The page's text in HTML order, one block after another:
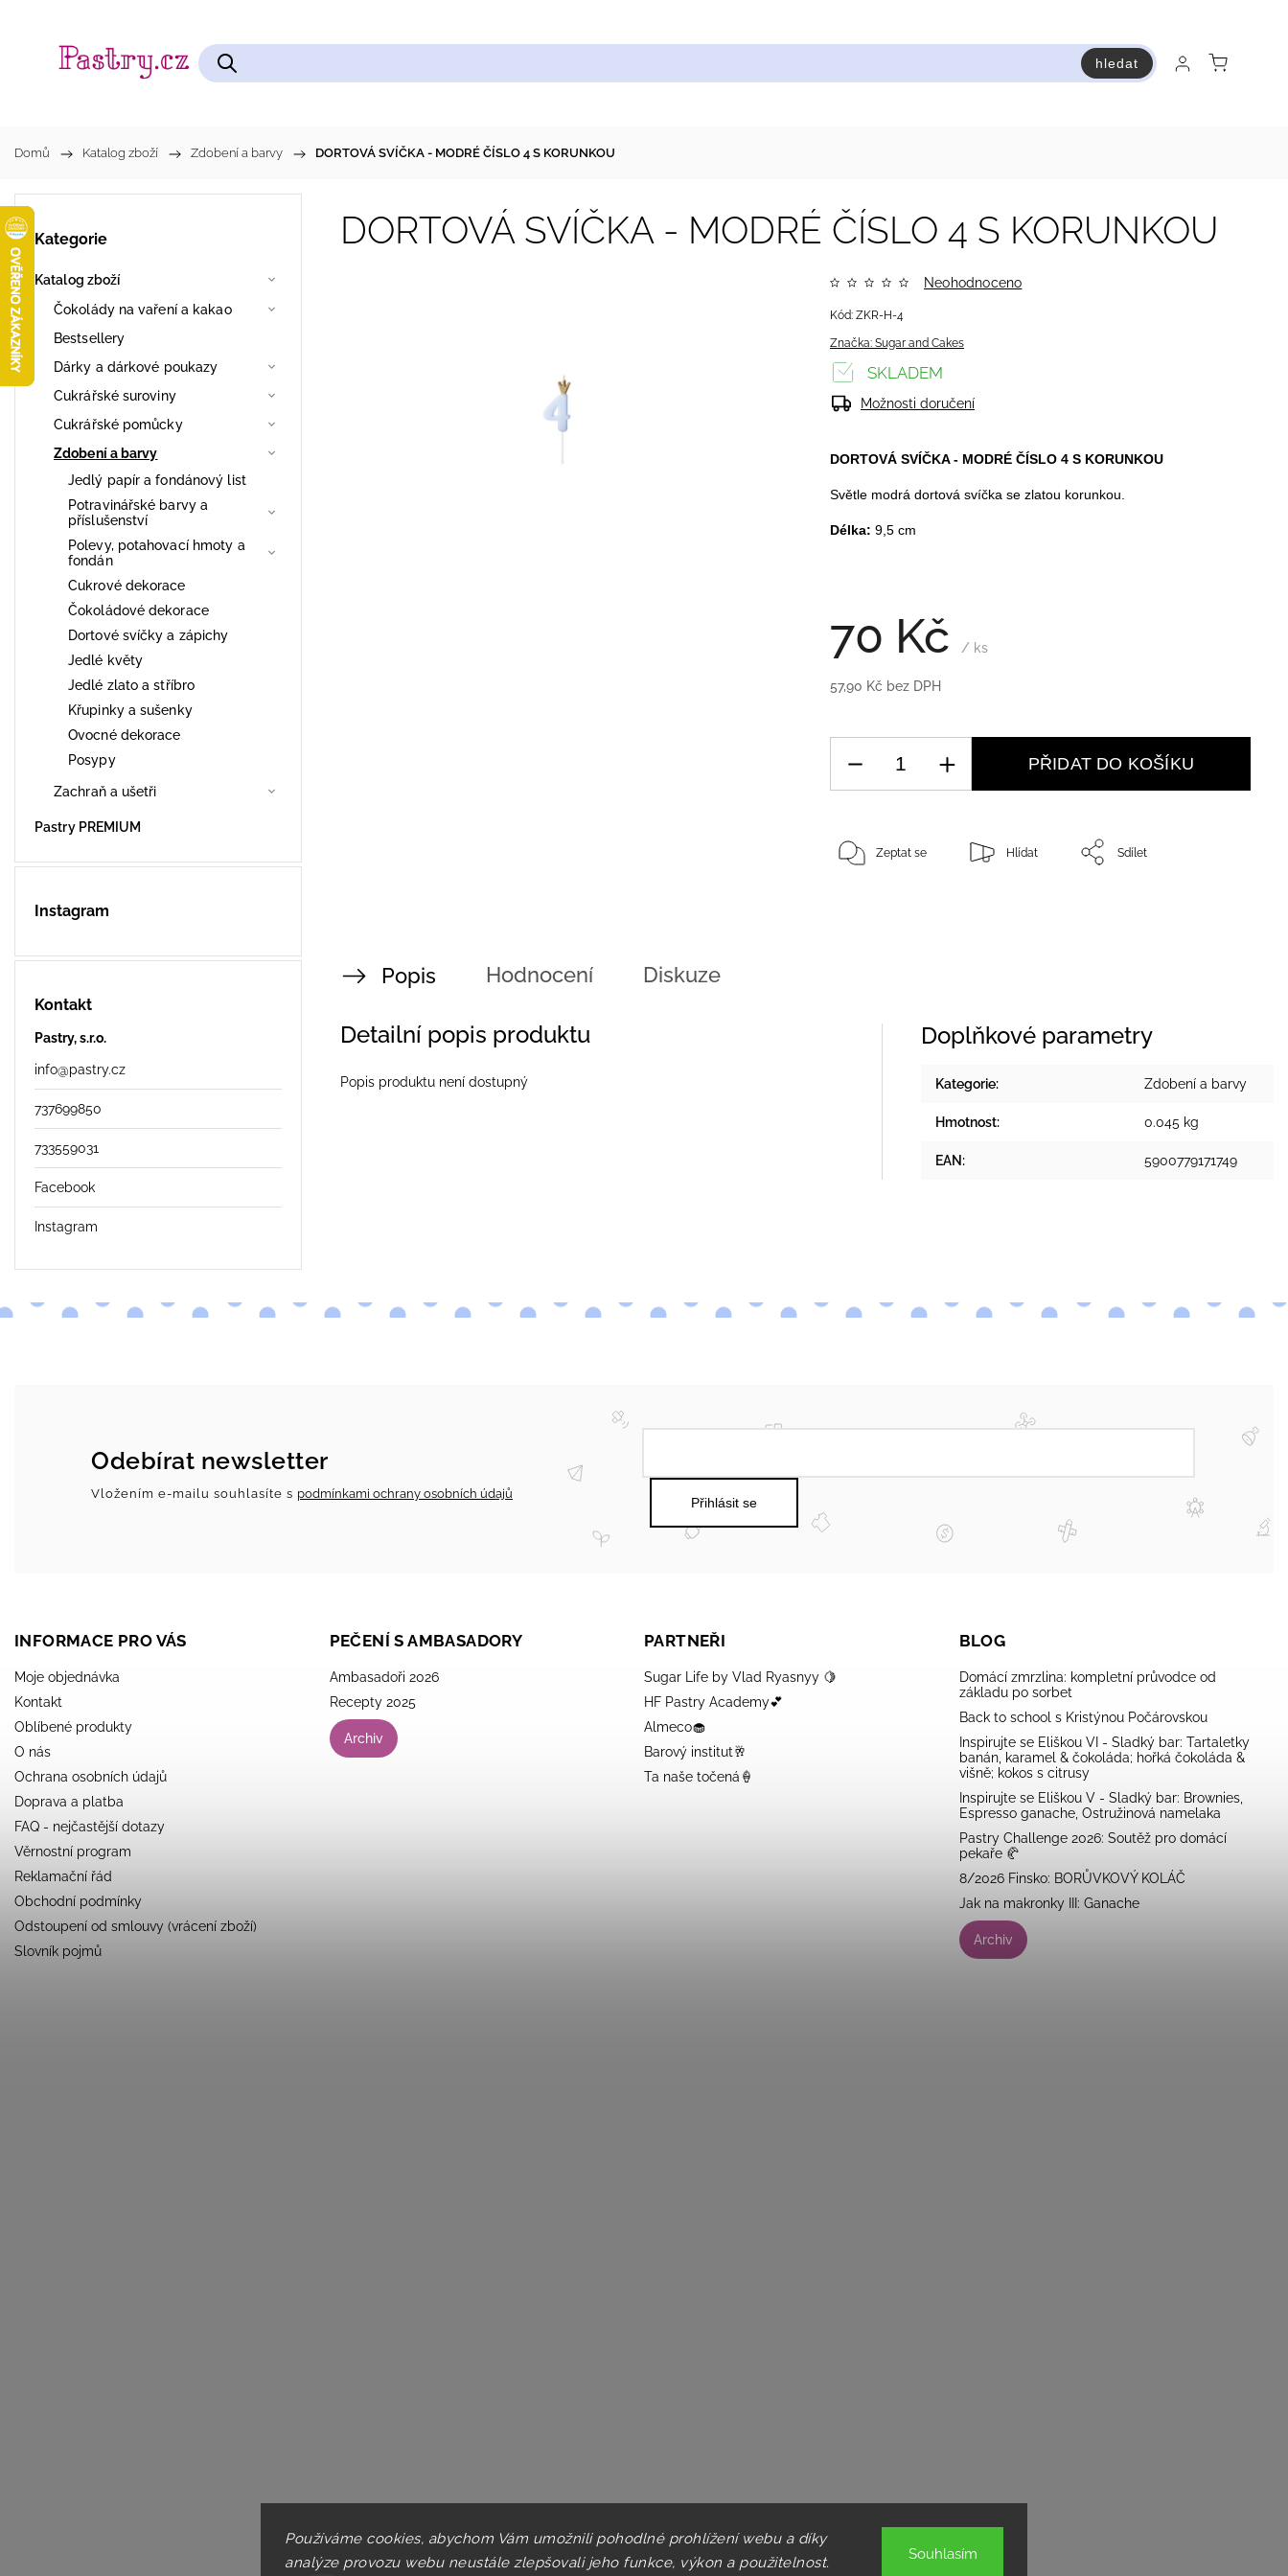
Používáme cookies, abychom Vám umožnili pohodlné prohlížení webu a díky
analýze provozu webu neustále zlepšovali jeho funkce, výkon a použitelnost.
Souhlasím
hledat
Domů / Katalog zboží / Zdobení a barvy / DORTOVÁ SVÍČKA - MODRÉ ČÍSLO 4 S KORUNKOU
Kategorie
Katalog zboží
Čokolády na vaření a kakao
Bestsellery
Dárky a dárkové poukazy
Cukrářské suroviny
Cukrářské pomůcky
Zdobení a barvy
Jedlý papír a fondánový list
Potravinářské barvy a
příslušenství
Polevy, potahovací hmoty a
fondán
Cukrové dekorace
Čokoládové dekorace
Dortové svíčky a zápichy
Jedlé květy
Jedlé zlato a stříbro
Křupinky a sušenky
Ovocné dekorace
Posypy
Zachraň a ušetři
Pastry PREMIUM
Instagram
Kontakt
Pastry, s.r.o.
info@pastry.cz
737699850
733559031
Facebook
Instagram
DORTOVÁ SVÍČKA - MODRÉ ČÍSLO 4 S KORUNKOU
Značka: Sugar and Cakes
Neohodnoceno
70 Kč / ks
57,90 Kč bez DPH
Kód: ZKR-H-4
DORTOVÁ SVÍČKA - MODRÉ ČÍSLO 4 S KORUNKOU
Světle modrá dortová svíčka se zlatou korunkou.
Délka: 9,5 cm
SKLADEM
Možnosti doručení
PŘIDAT DO KOŠÍKU
Zeptat se Hlídat Sdílet
Popis Hodnocení Diskuze
Detailní popis produktu
Popis produktu není dostupný
Doplňkové parametry
Kategorie: Zdobení a barvy
Hmotnost: 0.045 kg
EAN : 5900779171749
Odebírat newsletter
Vložením e-mailu souhlasíte s podmínkami ochrany osobních údajů
Přihlásit se
INFORMACE PRO VÁS
Moje objednávka
Kontakt
Oblíbené produkty
O nás
Ochrana osobních údajů
Doprava a platba
FAQ - nejčastější dotazy
Věrnostní program
Reklamační řád
Obchodní podmínky
Odstoupení od smlouvy (vrácení zboží)
Slovník pojmů
PEČENÍ S AMBASADORY
Ambasadoři 2026
Recepty 2025
Archiv
PARTNEŘI
Sugar Life by Vlad Ryasnyy 🍋
HF Pastry Academy💕
Almeco🧁
Barový institut🥂
Ta naše točená🍦
BLOG
Domácí zmrzlina: kompletní průvodce od
základu po sorbet
Back to school s Kristýnou Počárovskou
Inspirujte se Eliškou VI - Sladký bar: Tartaletky
banán, karamel & čokoláda; hořká čokoláda &
višně; kokos s citrusy
Inspirujte se Eliškou V - Sladký bar: Brownies,
Espresso ganache, Ostružinová namelaka
Pastry Challenge 2026: Soutěž pro domácí
pekaře 🥐
8/2026 Finsko: BORŮVKOVÝ KOLÁČ
Jak na makronky III: Ganache
Archiv